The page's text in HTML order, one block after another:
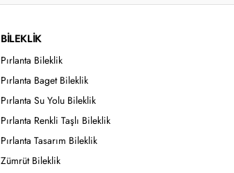
BİLEKLİK
Pırlanta Bileklik
Pırlanta Baget Bileklik
Pırlanta Su Yolu Bileklik
Pırlanta Renkli Taşlı Bileklik
Pırlanta Tasarım Bileklik
Zümrüt Bileklik